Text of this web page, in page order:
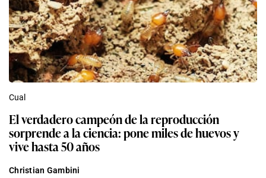
Cual
El verdadero campeón de la reproducción
sorprende a la ciencia: pone miles de huevos y
vive hasta 50 años
Christian Gambini